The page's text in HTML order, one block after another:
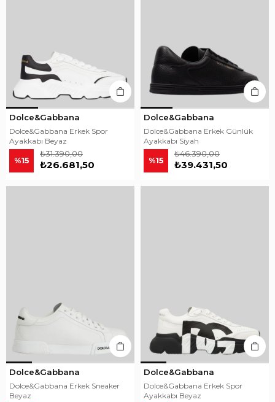
Dolce&Gabbana
Dolce&Gabbana Erkek Spor
Ayakkabı Beyaz
%15 ₺26.681,50
₺31.390,00
Dolce&Gabbana
Dolce&Gabbana Erkek Günlük
Ayakkabı Siyah
%15 ₺39.431,50
₺46.390,00
Dolce&Gabbana
Dolce&Gabbana Erkek Sneaker
Beyaz
Dolce&Gabbana
Dolce&Gabbana Erkek Spor
Ayakkabı Beyaz